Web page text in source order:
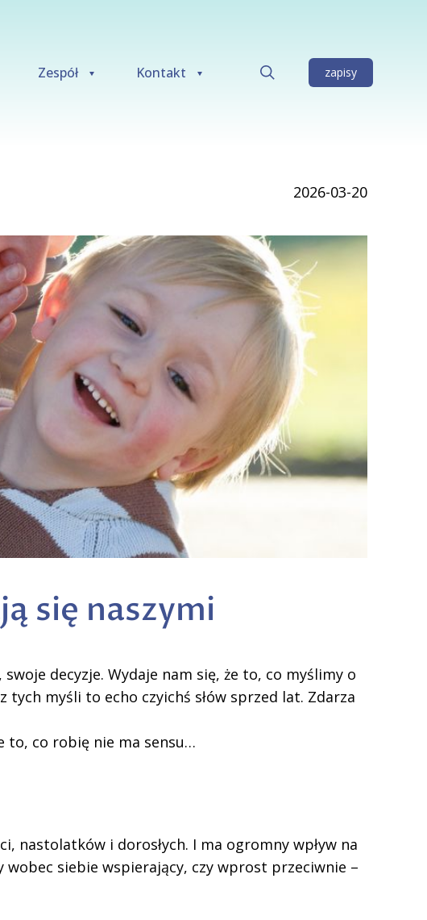
Zespół Kontakt zapisy
2026-03-20
się naszymi
decyzje. Wydaje nam się, że to, co myślimy o
tych myśli to echo czyichś słów sprzed lat. Zdarza
to, co robię nie ma sensu…
nastolatków i dorosłych. I ma ogromny wpływ na
siebie wspierający, czy wprost przeciwnie –